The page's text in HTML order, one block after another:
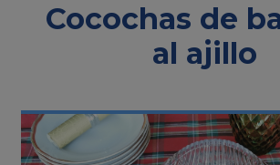
Cocochas de
al ajillo